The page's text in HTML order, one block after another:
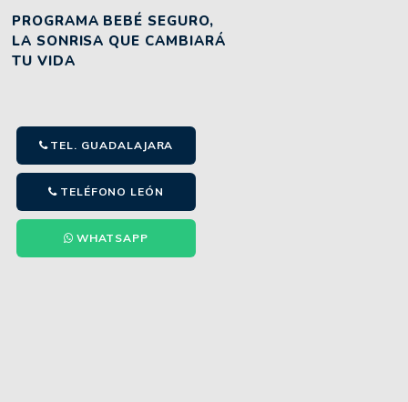
WHATSAPP
PROGRAMA BEBÉ SEGURO,
LA SONRISA QUE CAMBIARÁ
TU VIDA
TEL. GUADALAJARA
TELÉFONO LEÓN